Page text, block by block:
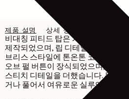
제품 설명 상세 정보
비대칭 피티드 탑은 가볍고 유연한
제작되었으며, 립 디테일이 입체적
브리스 스타일에 톤온톤 코튼 소재
오브 펄 버튼이 장식되었으며, 솔기
스티치 디테일을 더했습니다. 목 뒷
거나 풀어서 여유로운 실루엣을 연